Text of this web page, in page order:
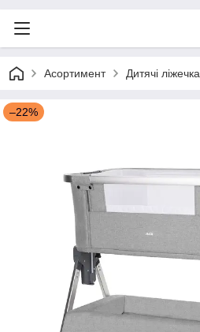
Асортимент Дитячі ліжечка
–22%